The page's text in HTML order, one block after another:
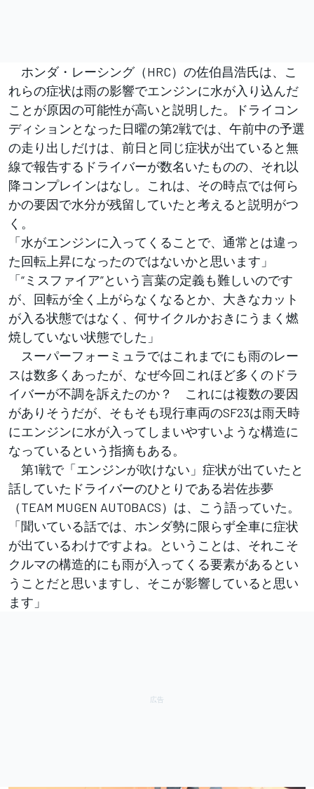
ホンダ・レーシング（HRC）の佐伯昌浩氏は、こ
れらの症状は雨の影響でエンジンに水が入り込んだ
ことが原因の可能性が高いと説明した。ドライコン
ディションとなった日曜の第2戦では、午前中の予選
の走り出しだけは、前日と同じ症状が出ていると無
線で報告するドライバーが数名いたものの、それ以
降コンプレインはなし。これは、その時点では何ら
かの要因で水分が残留していたと考えると説明がつ
く。
「水がエンジンに入ってくることで、通常とは違っ
た回転上昇になったのではないかと思います」
「“ミスファイア”という言葉の定義も難しいのです
が、回転が全く上がらなくなるとか、大きなカット
が入る状態ではなく、何サイクルかおきにうまく燃
焼していない状態でした」
スーパーフォーミュラではこれまでにも雨のレー
スは数多くあったが、なぜ今回これほど多くのドラ
イバーが不調を訴えたのか？ これには複数の要因
がありそうだが、そもそも現行車両のSF23は雨天時
にエンジンに水が入ってしまいやすいような構造に
なっているという指摘もある。
第1戦で「エンジンが吹けない」症状が出ていたと
話していたドライバーのひとりである岩佐歩夢
（TEAM MUGEN AUTOBACS）は、こう語っていた。
「聞いている話では、ホンダ勢に限らず全車に症状
が出ているわけですよね。ということは、それこそ
クルマの構造的にも雨が入ってくる要素があるとい
うことだと思いますし、そこが影響していると思い
ます」